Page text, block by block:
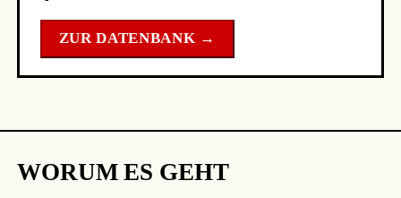
ZUR DATENBANK →
WORUM ES GEHT